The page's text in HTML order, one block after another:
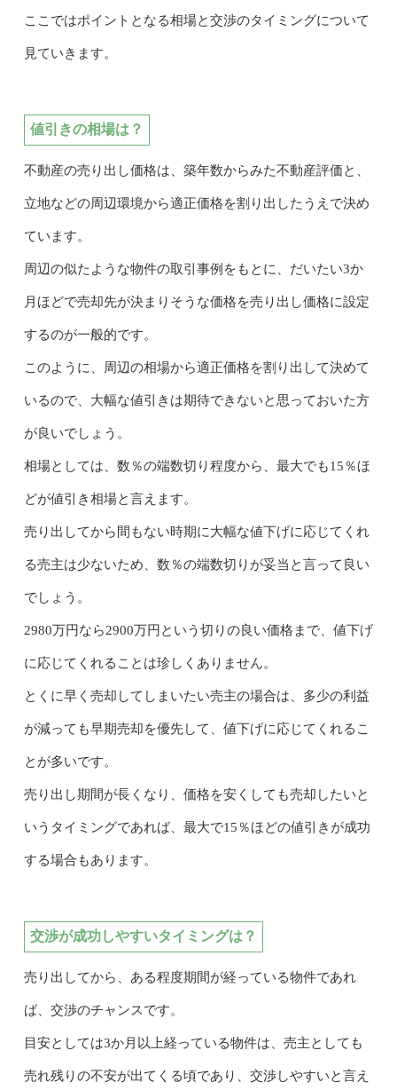
ここではポイントとなる相場と交渉のタイミングについて
見ていきます。
値引きの相場は？
不動産の売り出し価格は、築年数からみた不動産評価と、
立地などの周辺環境から適正価格を割り出したうえで決め
ています。
周辺の似たような物件の取引事例をもとに、だいたい3か
月ほどで売却先が決まりそうな価格を売り出し価格に設定
するのが一般的です。
このように、周辺の相場から適正価格を割り出して決めて
いるので、大幅な値引きは期待できないと思っておいた方
が良いでしょう。
相場としては、数％の端数切り程度から、最大でも15％ほ
どが値引き相場と言えます。
売り出してから間もない時期に大幅な値下げに応じてくれ
る売主は少ないため、数％の端数切りが妥当と言って良い
でしょう。
2980万円なら2900万円という切りの良い価格まで、値下げ
に応じてくれることは珍しくありません。
とくに早く売却してしまいたい売主の場合は、多少の利益
が減っても早期売却を優先して、値下げに応じてくれるこ
とが多いです。
売り出し期間が長くなり、価格を安くしても売却したいと
いうタイミングであれば、最大で15％ほどの値引きが成功
する場合もあります。
交渉が成功しやすいタイミングは？
売り出してから、ある程度期間が経っている物件であれ
ば、交渉のチャンスです。
目安としては3か月以上経っている物件は、売主としても
売れ残りの不安が出てくる頃であり、交渉しやすいと言え